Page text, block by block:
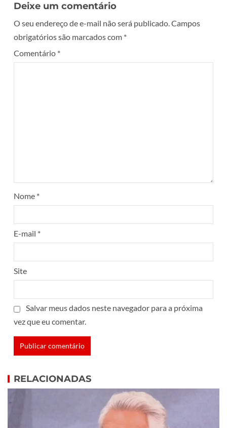
Deixe um comentário
O seu endereço de e-mail não será publicado.Campos
obrigatórios são marcados com *
Comentário *
Nome *
E-mail *
Site
Salvar meus dados neste navegador para a próxima
vez que eu comentar.
RELACIONADAS